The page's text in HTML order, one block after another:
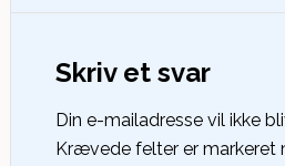
Skriv et svar
Din e-mailadresse vil ikke
Krævede felter er markeret